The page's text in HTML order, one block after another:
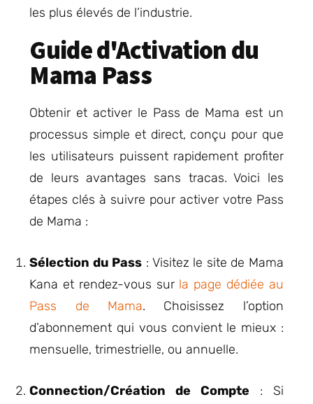
les plus élevés de l’industrie.
Guide d'Activation du
Mama Pass
Obtenir et activer le Pass de Mama est un
processus simple et direct, conçu pour que
les utilisateurs puissent rapidement profiter
de leurs avantages sans tracas. Voici les
étapes clés à suivre pour activer votre Pass
de Mama :
Sélection du Pass : Visitez le site de Mama
Kana et rendez-vous sur la page dédiée au
Pass de Mama. Choisissez l’option
d’abonnement qui vous convient le mieux :
mensuelle, trimestrielle, ou annuelle.
Connection/Création de Compte : Si